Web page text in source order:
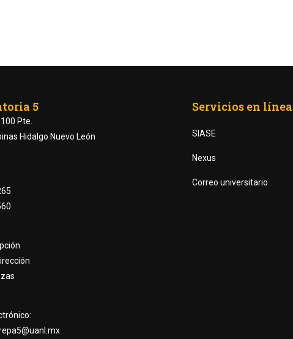
5
Pte.
Hidalgo Nuevo León
Servicios en línea
SIASE
Nexus
Correo universitario
PREPARATORIAS UANL?